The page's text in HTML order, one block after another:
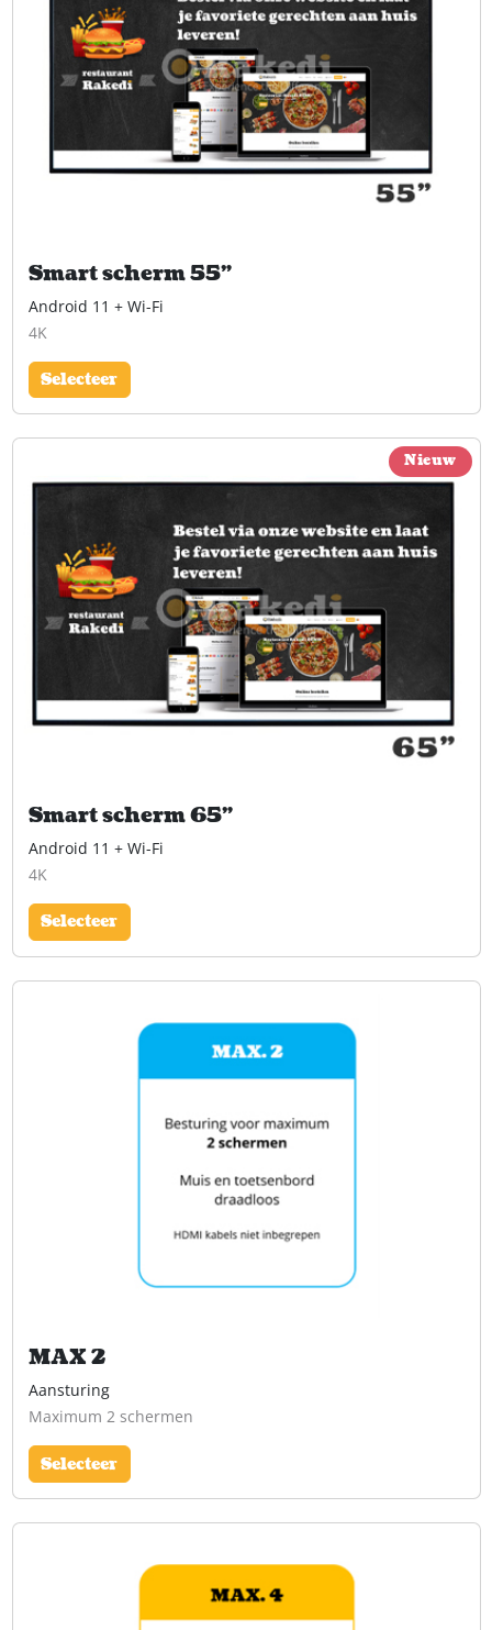
Smart scherm 55"
Android 11 + Wi-Fi
4K
Selecteer
Nieuw
Smart scherm 65"
Android 11 + Wi-Fi
4K
Selecteer
MAX 2
Aansturing
Maximum 2 schermen
Selecteer